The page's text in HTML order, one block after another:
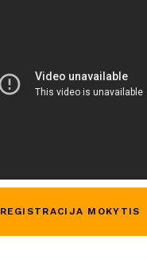
REGISTRACIJA MOKYTIS